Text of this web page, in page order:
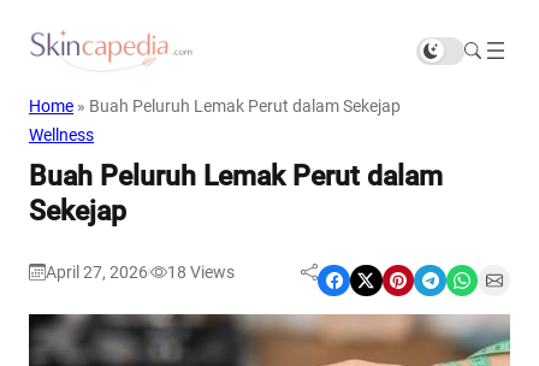
Home » Buah Peluruh Lemak Perut dalam Sekejap
Wellness
Buah Peluruh Lemak Perut dalam
Sekejap
April 27, 2026 18 Views Share on Facebook Share on X Share on Pinterest Share on Telegram Share on WhatsApp Share on Email